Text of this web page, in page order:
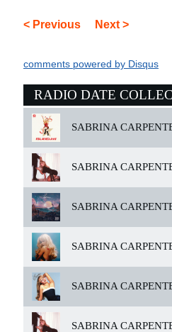
< Previous Next >
comments powered by Disqus
RADIO DATE
SABRINA
SABRINA
SABRINA
SABRINA
SABRINA
SABRINA